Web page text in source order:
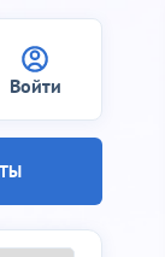
Войти